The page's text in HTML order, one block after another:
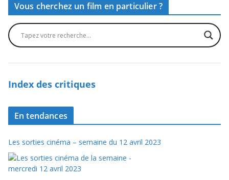
Vous cherchez un film en particulier ?
Index des critiques
En tendances
Les sorties cinéma – semaine du 12 avril 2023